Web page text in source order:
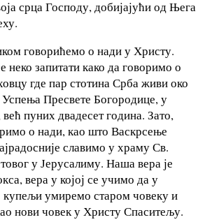
срца Господу, добијајући од Њега
говорићемо о нади у Христу.
запитати како да говоримо о
где пар стотина Срба живи око
Успења Пресвете Богородице, у
пуних двадесет година. Зато,
о нади, као што Васкрсење
славимо у храму Св.
у Јерусалиму. Наша вера је
вера у којој се учимо да у
купељи умиремо старом човеку и
нови човек у Христу Спаситељу.